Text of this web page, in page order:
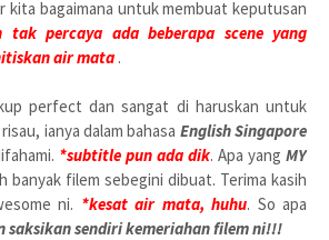
kita bagaimana untuk membuat keputusan
tak percaya ada beberapa scene yang
air mata .
perfect dan sangat di haruskan untuk
ianya dalam bahasa English Singapore
*subtitle pun ada dik. Apa yang MY
banyak filem sebegini dibuat. Terima kasih
ni. *kesat air mata, huhu. So apa
saksikan sendiri kemeriahan filem ni!!!